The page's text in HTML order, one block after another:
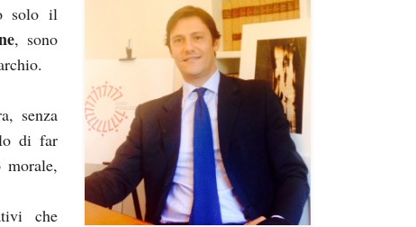
solo il
, sono
senza
di far
morale,
che